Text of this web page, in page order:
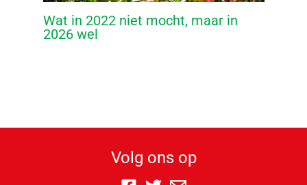
Wat in 2022 niet mocht, maar in
2026 wel
Volg ons op